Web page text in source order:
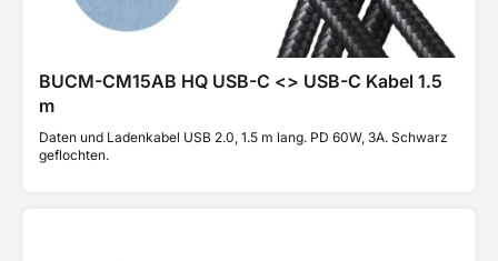
BUCM-CM15AB HQ USB-C <> USB-C Kabel 1.5
m
Daten und Ladenkabel USB 2.0, 1.5 m lang. PD 60W, 3A. Schwarz
geflochten.